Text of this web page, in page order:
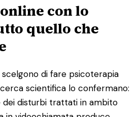
con lo
quello che
di fare psicoterapia
scientifica lo confermano:
disturbi trattati in ambito